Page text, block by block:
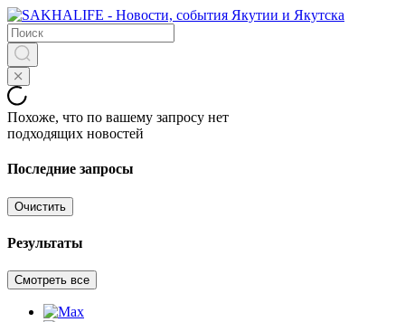
Похоже, что по вашему запросу нет
подходящих новостей
Последние запросы
Очистить
Результаты
Смотреть все